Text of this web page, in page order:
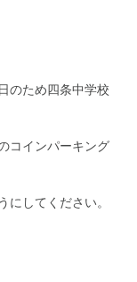
のため四条中学校
コインパーキング
してください。